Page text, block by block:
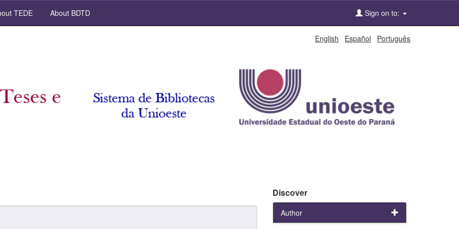
TEDE About BDTD Sign on to:
English Español Português
Discover
Author